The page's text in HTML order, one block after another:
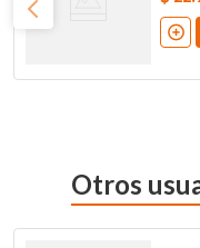
Otros